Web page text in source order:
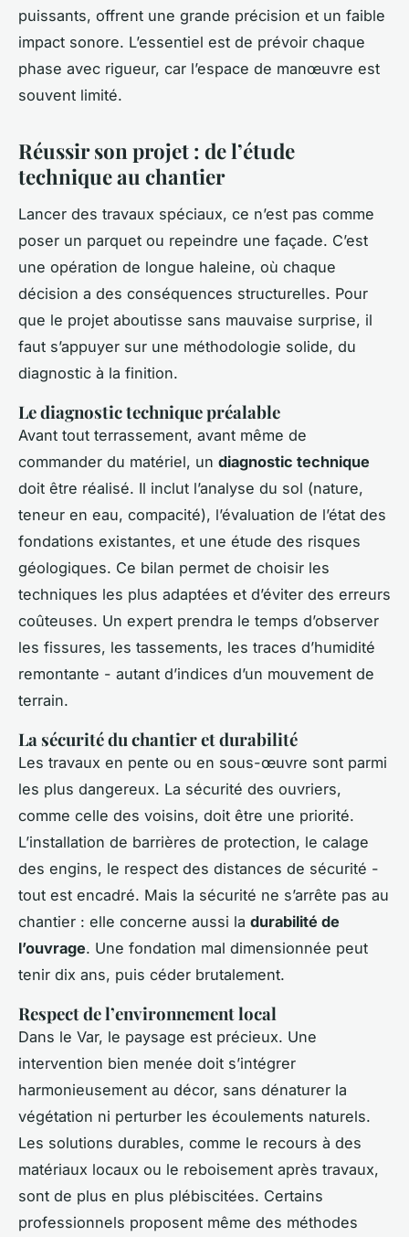
puissants, offrent une grande précision et un faible
impact sonore. L’essentiel est de prévoir chaque
phase avec rigueur, car l’espace de manœuvre est
souvent limité.
Réussir son projet : de l’étude
technique au chantier
Lancer des travaux spéciaux, ce n’est pas comme
poser un parquet ou repeindre une façade. C’est
une opération de longue haleine, où chaque
décision a des conséquences structurelles. Pour
que le projet aboutisse sans mauvaise surprise, il
faut s’appuyer sur une méthodologie solide, du
diagnostic à la finition.
Le diagnostic technique préalable
Avant tout terrassement, avant même de
commander du matériel, un diagnostic technique
doit être réalisé. Il inclut l’analyse du sol (nature,
teneur en eau, compacité), l’évaluation de l’état des
fondations existantes, et une étude des risques
géologiques. Ce bilan permet de choisir les
techniques les plus adaptées et d’éviter des erreurs
coûteuses. Un expert prendra le temps d’observer
les fissures, les tassements, les traces d’humidité
remontante - autant d’indices d’un mouvement de
terrain.
La sécurité du chantier et durabilité
Les travaux en pente ou en sous-œuvre sont parmi
les plus dangereux. La sécurité des ouvriers,
comme celle des voisins, doit être une priorité.
L’installation de barrières de protection, le calage
des engins, le respect des distances de sécurité -
tout est encadré. Mais la sécurité ne s’arrête pas au
chantier : elle concerne aussi la durabilité de
l’ouvrage. Une fondation mal dimensionnée peut
tenir dix ans, puis céder brutalement.
Respect de l’environnement local
Dans le Var, le paysage est précieux. Une
intervention bien menée doit s’intégrer
harmonieusement au décor, sans dénaturer la
végétation ni perturber les écoulements naturels.
Les solutions durables, comme le recours à des
matériaux locaux ou le reboisement après travaux,
sont de plus en plus plébiscitées. Certains
professionnels proposent même des méthodes